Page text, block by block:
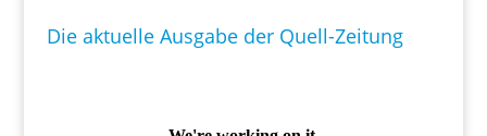
Die aktuelle Ausgabe der Quell-Zeitung